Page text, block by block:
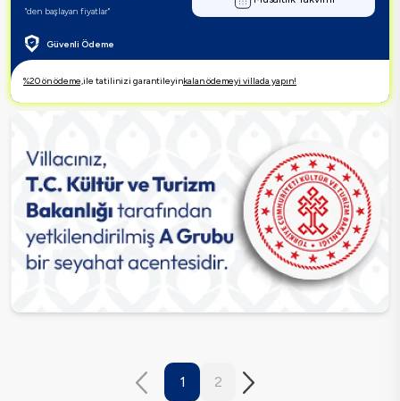
Güvenli Ödeme
"den başlayan fiyatlar"
%20 ön ödeme,ile tatilinizi garantileyinkalan ödemeyi villada yapın!
1 2